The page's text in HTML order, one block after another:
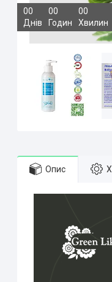
00
Днів
00
Годин
00
Хвилин
Опис